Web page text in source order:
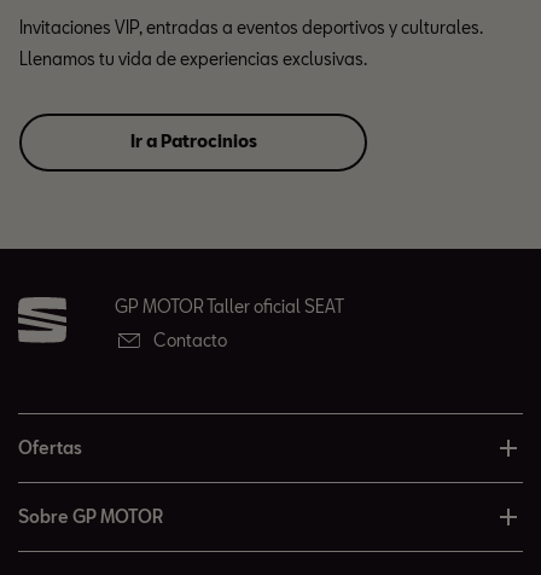
Invitaciones VIP, entradas a eventos deportivos y culturales.
Llenamos tu vida de experiencias exclusivas.
Ir a Patrocinios
GP MOTOR Taller oficial SEAT
Contacto
Ofertas
Sobre GP MOTOR